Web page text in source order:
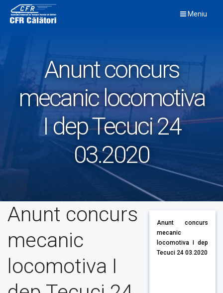
content
Meniu
Anunt concurs
mecanic locomotiva
I dep Tecuci 24
03.2020
Anunt concurs
mecanic
locomotiva I
Anunt concurs
mecanic
locomotiva I dep
Tecuci 24 03.2020